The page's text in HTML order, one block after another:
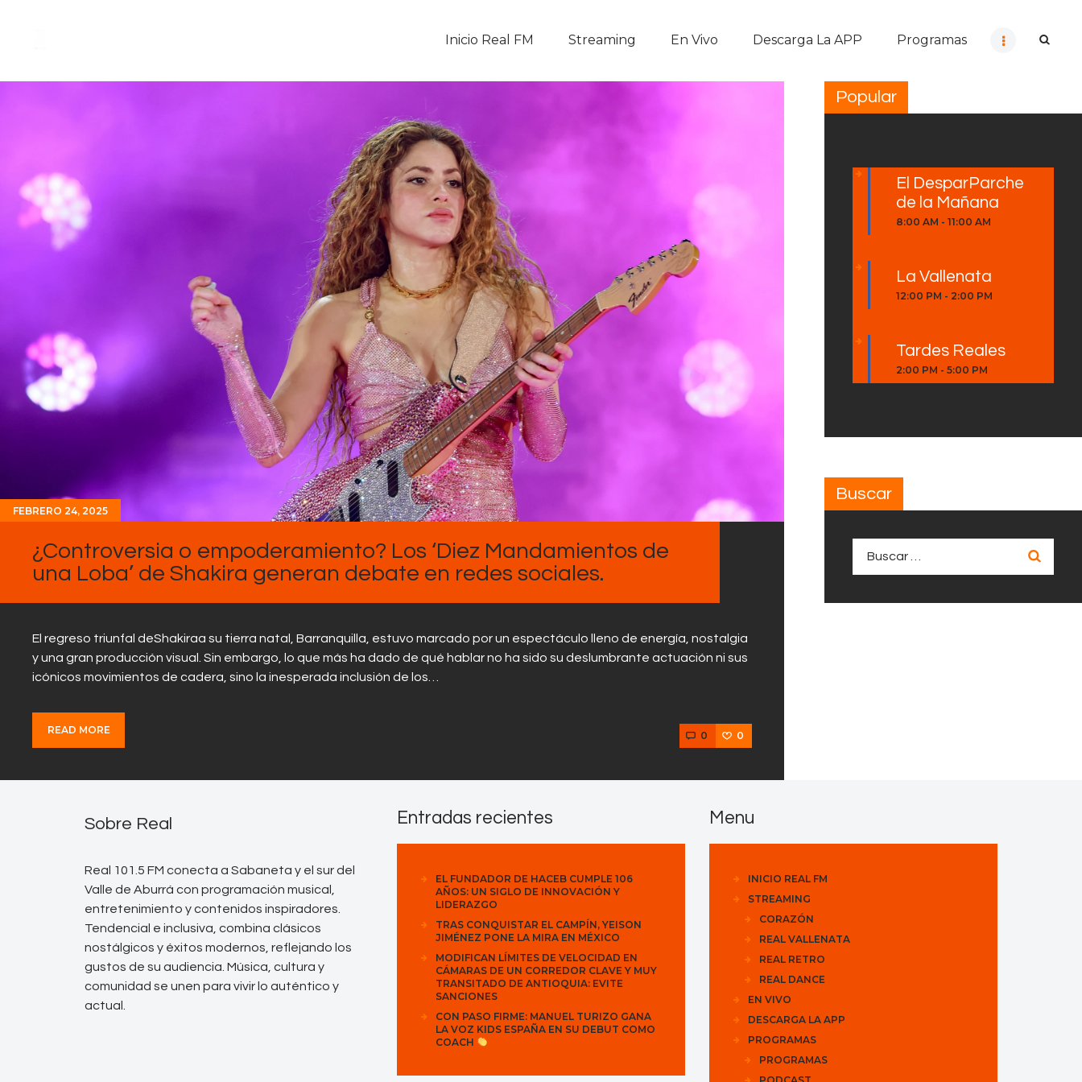
Inicio Real FM Streaming En Vivo Descarga La APP Programas
En Vivo
Descarga La APP
Programas
Noticias
Equipo
Sobre Nosotros
Contactos
FEBRERO 24, 2025
¿Controversia o empoderamiento? Los ‘Diez Mandamientos de
una Loba’ de Shakira generan debate en redes sociales.
El regreso triunfal deShakiraa su tierra natal, Barranquilla, estuvo marcado por un espectáculo lleno de energía, nostalgia
y una gran producción visual. Sin embargo, lo que más ha dado de qué hablar no ha sido su deslumbrante actuación ni sus
icónicos movimientos de cadera, sino la inesperada inclusión de los…
READ MORE 0 0
Popular
El DesparParche
de la Mañana
8:00 AM -11:00 AM
La Vallenata
12:00 PM - 2:00 PM
Tardes Reales
2:00 PM -5:00 PM
Buscar
Sobre Real
Real 101.5 FM conecta a Sabaneta y el sur del
Valle de Aburrá con programación musical,
entretenimiento y contenidos inspiradores.
Tendencial e inclusiva, combina clásicos
nostálgicos y éxitos modernos, reflejando los
gustos de su audiencia. Música, cultura y
comunidad se unen para vivir lo auténtico y
actual.
Entradas recientes
EL FUNDADOR DE HACEB CUMPLE 106
AÑOS: UN SIGLO DE INNOVACIÓN Y
LIDERAZGO
TRAS CONQUISTAR EL CAMPÍN, YEISON
JIMÉNEZ PONE LA MIRA EN MÉXICO
MODIFICAN LÍMITES DE VELOCIDAD EN
CÁMARAS DE UN CORREDOR CLAVE Y MUY
TRANSITADO DE ANTIOQUIA: EVITE
SANCIONES
CON PASO FIRME: MANUEL TURIZO GANA
LA VOZ KIDS ESPAÑA EN SU DEBUT COMO
COACH
Menu
INICIO REAL FM
STREAMING
CORAZÓN
REAL VALLENATA
REAL RETRO
REAL DANCE
EN VIVO
DESCARGA LA APP
PROGRAMAS
PROGRAMAS